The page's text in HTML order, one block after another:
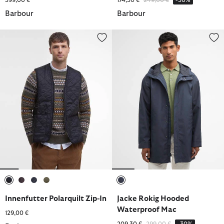
Barbour Barbour
Innenfutter Polarquilt Zip-In
Innenfutter Polarquilt Zip-In
129,00 €
Jacke Rokig Hooded
Jacke Rokig Hooded
Waterproof Mac